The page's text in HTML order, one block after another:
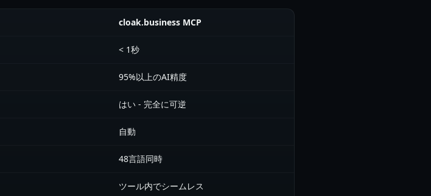
cloak.business MCP
< 1秒
95%以上のAI精度
はい - 完全に可逆
自動
48言語同時
ツール内でシームレス